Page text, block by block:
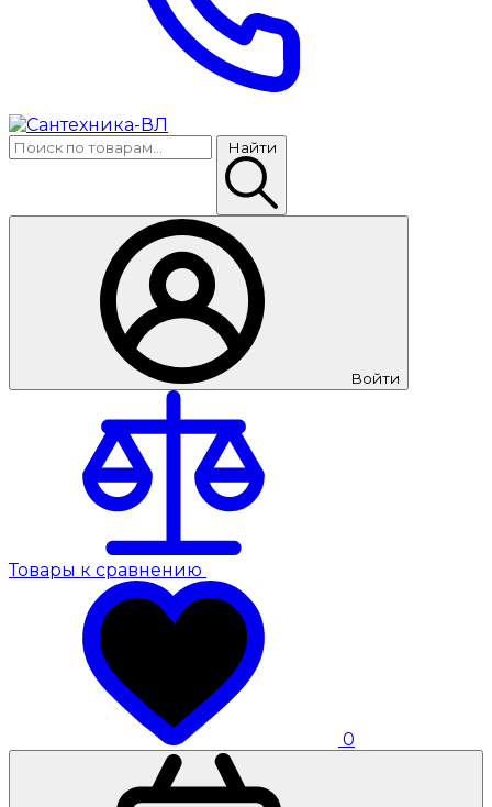
Найти
Войти
Товары к сравнению
0